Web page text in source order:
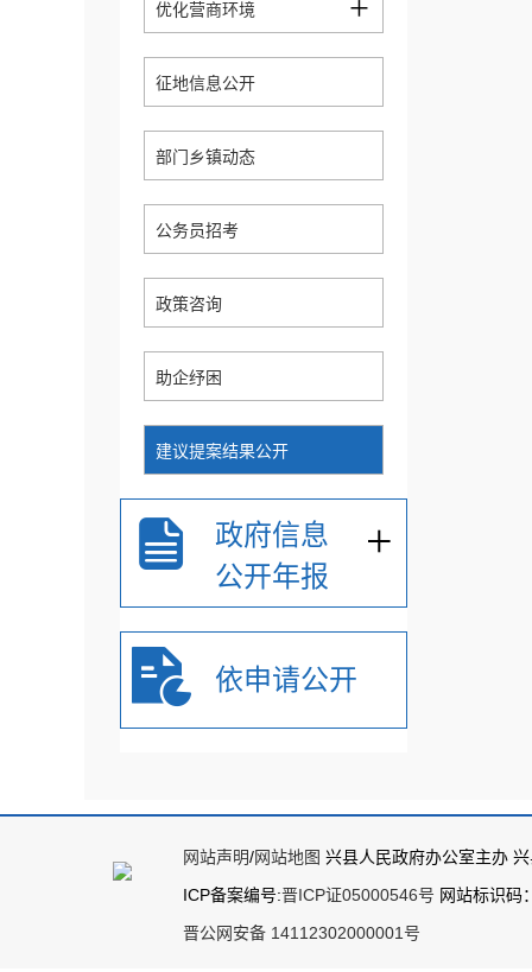
优化营商环境
征地信息公开
部门乡镇动态
公务员招考
政策咨询
助企纾困
建议提案结果公开
政府信息
公开年报
+
依申请公开
网站声明/网站地图 兴县人民政府办公室主办
ICP备案编号:晋ICP证05000546号 网站标识码
晋公网安备 14112302000001号